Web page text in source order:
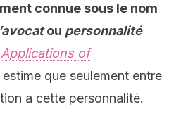
connue sous le nom
ou personnalité
of
estime que seulement entre
a cette personnalité.